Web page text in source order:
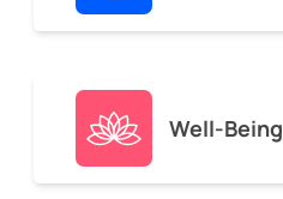
Well-Being